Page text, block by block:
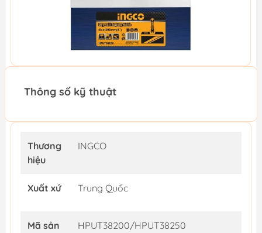
Thông số kỹ thuật
Thương
hiệu
INGCO
Xuất xứ Trung Quốc
Mã sản
HPUT38200/HPUT38250